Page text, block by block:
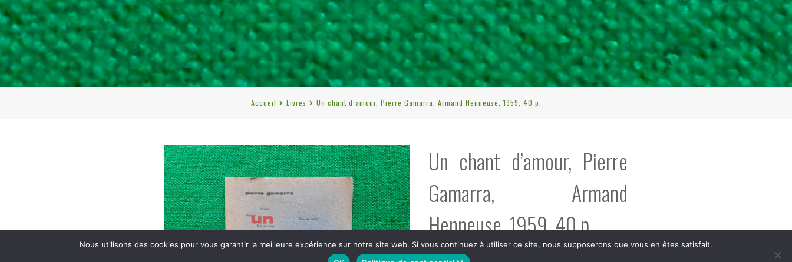
Accueil Livres Un chant d’amour, Pierre Gamarra, Armand Henneuse, 1959, 40 p.
Un chant d’amour, Pierre
Gamarra, Armand
Henneuse, 1959, 40 p.
Nous utilisons des cookies pour vous garantir la meilleure expérience sur notre site web. Si vous continuez à utiliser ce site, nous supposerons que vous en êtes satisfait.